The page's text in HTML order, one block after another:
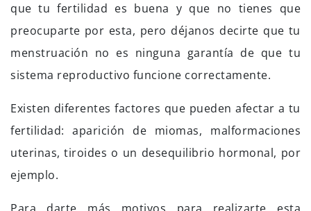
que tu fertilidad es buena y que no tienes que
preocuparte por esta, pero déjanos decirte que tu
menstruación no es ninguna garantía de que tu
sistema reproductivo funcione correctamente.
Existen diferentes factores que pueden afectar a tu
fertilidad: aparición de miomas, malformaciones
uterinas, tiroides o un desequilibrio hormonal, por
ejemplo.